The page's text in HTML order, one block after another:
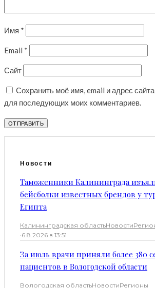
Имя *
Email *
Сайт
Сохранить моё имя, email и адрес
для последующих моих комментариев.
Новости
Таможенники Калининграда
бейсболки известных брендов у
Египта
Калининградская областьНовости
·6.8.2026 в 13:51
За июль врачи приняли более 380
пациентов в Вологодской области
Вологодская областьНовостиРегионы